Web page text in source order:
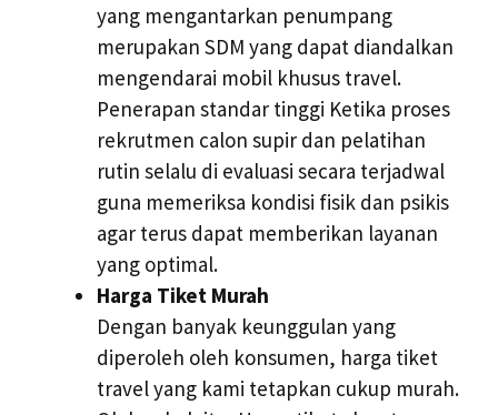
yang mengantarkan penumpang
merupakan SDM yang dapat diandalkan
mengendarai mobil khusus travel.
Penerapan standar tinggi Ketika proses
rekrutmen calon supir dan pelatihan
rutin selalu di evaluasi secara terjadwal
guna memeriksa kondisi fisik dan psikis
agar terus dapat memberikan layanan
yang optimal.
Harga Tiket Murah
Dengan banyak keunggulan yang
diperoleh oleh konsumen, harga tiket
travel yang kami tetapkan cukup murah.